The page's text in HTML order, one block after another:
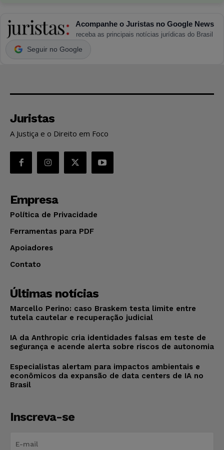
Acompanhe o Juristas no Google News
receba as principais notícias jurídicas do Brasil
Seguir no Google
Juristas
A Justiça e o Direito em Foco
Empresa
Política de Privacidade
Ferramentas para PDF
Apoiadores
Contato
Últimas notícias
Marcello Perino: caso Braskem testa limite entre
tutela cautelar e recuperação judicial
IA da Anthropic cria identidades falsas em teste de
segurança e acende alerta sobre riscos de autonomia
Especialistas alertam para impactos ambientais e
econômicos da expansão de data centers de IA no
Brasil
Inscreva-se